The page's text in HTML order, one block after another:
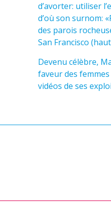
d’avorter: utiliser
d’où son surnom:
des parois
San Francisco
Devenu célèbre,
faveur des
vidéos de ses